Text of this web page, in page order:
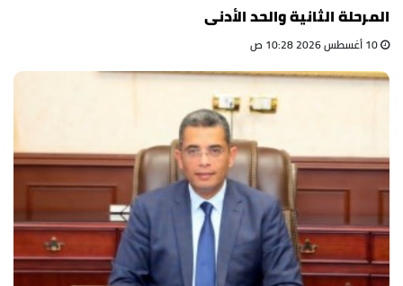
المرحلة الثانية والحد الأدنى